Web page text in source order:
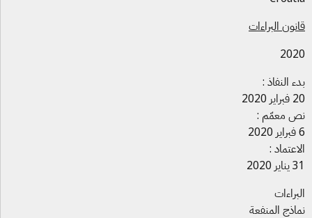
البراءات
النفاذ :
معمّم :
:
المنفعة